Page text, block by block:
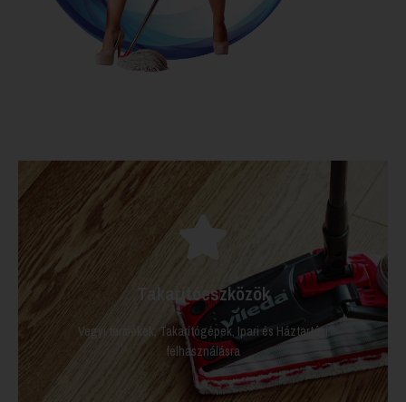
Takarítóeszközök
Vegyi termékek, Takarítógépek, Ipari és Háztartási
felhasználásra
Tisztítástechnikai eszközök, Ipari és
Háztartási felhasználásra
Takarítóeszközök